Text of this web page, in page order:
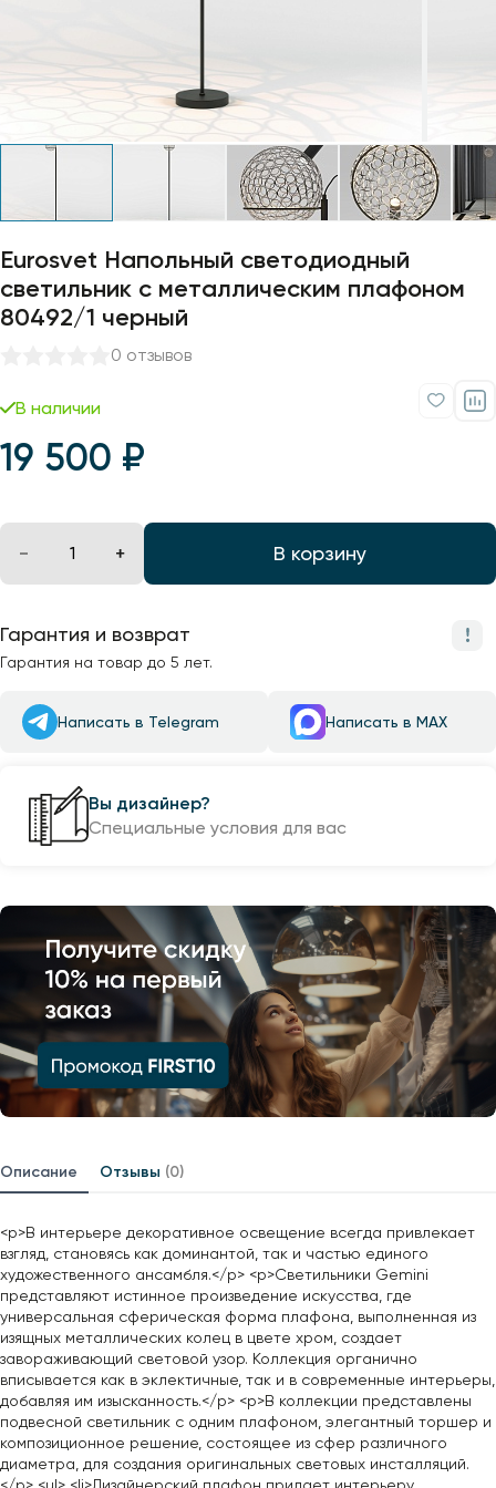
Eurosvet Напольный светодиодный
светильник с металлическим плафоном
80492/1 черный
0 отзывов
В наличии
19 500 ₽
В корзину
Гарантия и возврат
Гарантия на товар до 5 лет.
Написать в Telegram Написать в MAX
Вы дизайнер?
Специальные условия для вас
Описание Отзывы (0)
<p>В интерьере декоративное освещение всегда привлекает
взгляд, становясь как доминантой, так и частью единого
художественного ансамбля.</p> <p>Светильники Gemini
представляют истинное произведение искусства, где
универсальная сферическая форма плафона, выполненная из
изящных металлических колец в цвете хром, создает
завораживающий световой узор. Коллекция органично
вписывается как в эклектичные, так и в современные интерьеры,
добавляя им изысканность.</p> <p>В коллекции представлены
подвесной светильник с одним плафоном, элегантный торшер и
композиционное решение, состоящее из сфер различного
диаметра, для создания оригинальных световых инсталляций.
</p> <ul> <li>Дизайнерский плафон придает интерьеру